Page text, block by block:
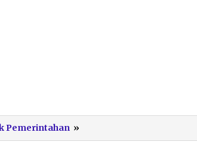
Pemerintahan »
Keluhan